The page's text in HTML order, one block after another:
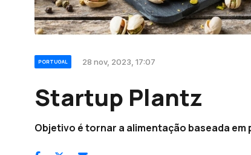
PORTUGAL 28 nov, 2023, 17:07
Startup Plantz
Objetivo é tornar a alimentação baseada